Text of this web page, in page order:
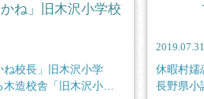
ね」旧木沢小学校
ね校長」旧木沢小学
造校舎「旧木沢小学
2019.07.31
休暇村嬬
長野県小